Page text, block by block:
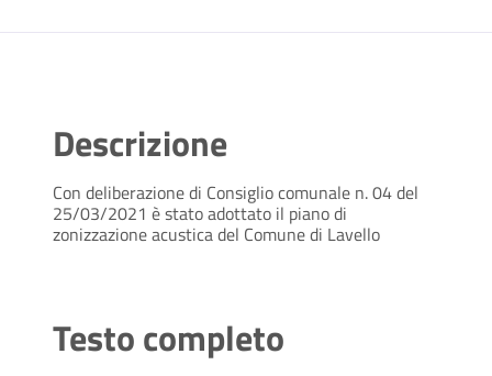
Descrizione
Con deliberazione di Consiglio comunale n. 04 del
25/03/2021 è stato adottato il piano di
zonizzazione acustica del Comune di Lavello
Testo completo